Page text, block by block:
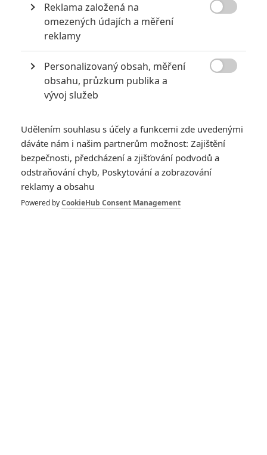
POSLEDNÍ KOMENTOVANÉ
3
Marvel nečekaně zrušil již schválené pokračování
FILM | 01.08.2026 07:11
1 ČLÁNEK | 30.07.2026 20:14
Děti krve a kostí: Regulérní trailer představuje akční fantasy
dobrodružství s vůní Afriky
1ČLÁNEK | 30.07.2026 12:31
Spider-Man: Zbrusu nový den – Podle recenzí máme čekat
Reklama založená na
omezených údajích a měření
reklamy
Personalizovaný obsah, měření
obsahu, průzkum publika a
vývoj služeb
Udělením souhlasu s účely a funkcemi zde uvedenými
dáváte nám i našim partnerům možnost: Zajištění
bezpečnosti, předcházení a zjišťování podvodů a
odstraňování chyb, Poskytování a zobrazování
reklamy a obsahu
Powered byCookieHub Consent Management